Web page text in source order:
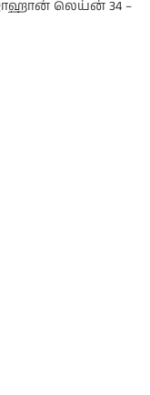
ஜொஹான் லெய்ன் 34 –